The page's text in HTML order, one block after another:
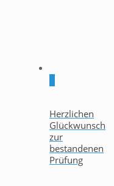
Herzlichen
Glückwunsch
zur
bestandenen
Prüfung